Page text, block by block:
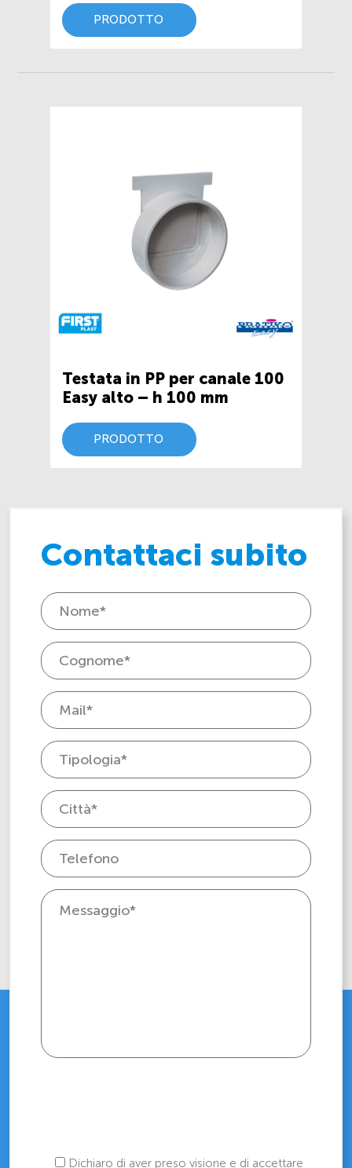
PRODOTTO
Testata in PP per canale 100
Easy alto – h 100 mm
PRODOTTO
Contattaci subito
Dichiaro di aver preso visione e di accettare